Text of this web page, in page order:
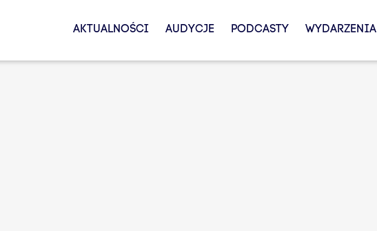
AKTUALNOŚCI AUDYCJE PODCASTY WYDARZENIA